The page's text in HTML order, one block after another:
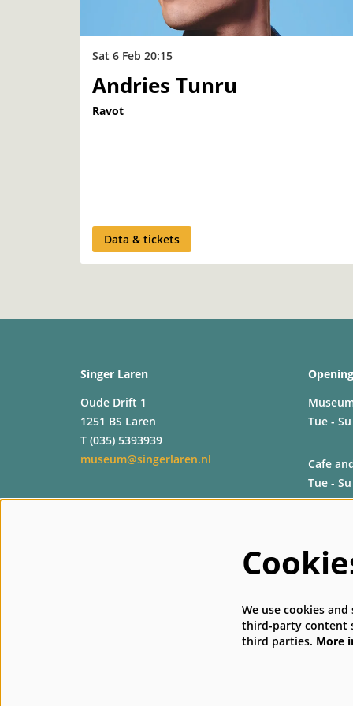
Andries Tunru
Ravot
Sat 6 Feb 20:15
Data & tickets
Singer Laren
Oude Drift 1
1251 BS Laren
T (035) 5393939
museum@singerlaren.nl
Tue -
Cafe
Tue -
Tue -
We use cookies
third-party content
third parties. More